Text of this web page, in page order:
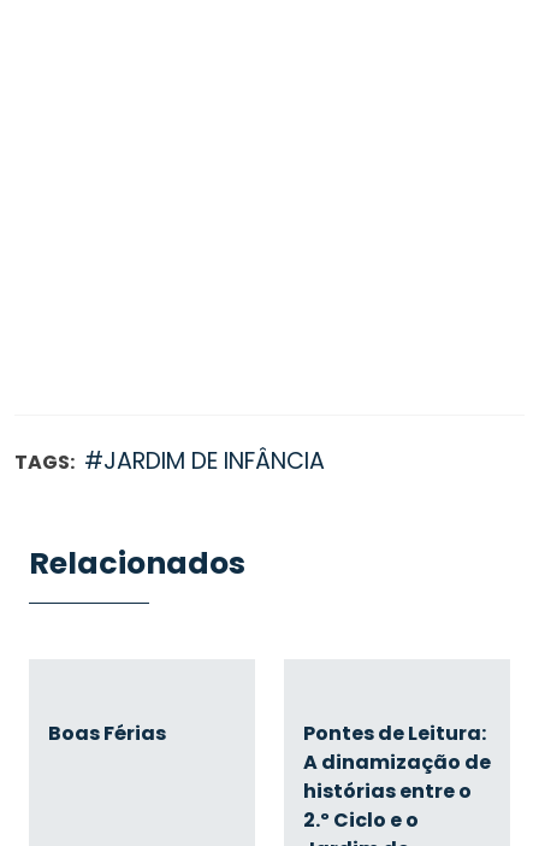
TAGS: #JARDIM DE INFÂNCIA
Relacionados
Boas Férias
Pontes de Leitura:
A dinamização de
histórias entre o
2.º Ciclo e o